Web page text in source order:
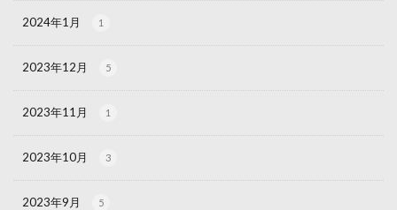
2024年1月 1
2023年12月 5
2023年11月 1
2023年10月 3
2023年9月 5